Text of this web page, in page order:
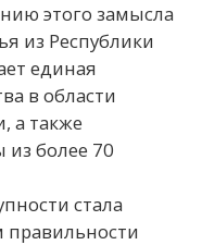
этого замысла
из Республики
единая
в области
а также
более 70
стала
правильности